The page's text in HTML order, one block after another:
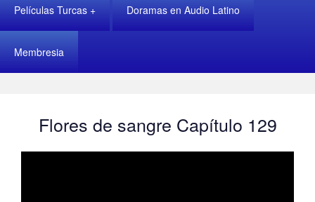
Películas Turcas Doramas en Audio Latino
Membresia
Flores de sangre Capítulo 129